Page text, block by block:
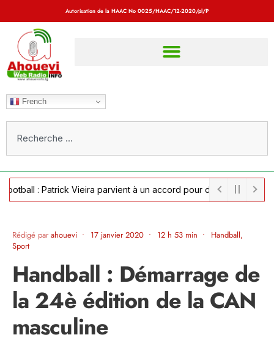
Autorisation de la HAAC No 0025/HAAC/12-2020/pl/P
French
: Patrick Vieira parvient à un accord pour devenir sélectionneur
Rédigé parahouevi • 17 janvier 2020 • 12 h 53 min • Handball,
Sport
Handball : Démarrage de
la 24è édition de la CAN
masculine